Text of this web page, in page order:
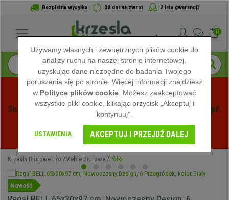
Bezpłatna wysyłka 30 dni na zwrot 2 lata gwarancji
0
Skorzystaj z Letnich Wyprzedaży na Krzeslabiurowepro.pl!
Zobacz oferty -
Krzesła Biurowe Pro Meble Biurowe Półki
Nowość
Używamy własnych i zewnętrznych plików cookie do
analizy ruchu na naszej stronie internetowej,
uzyskując dane niezbędne do badania Twojego
poruszania się po stronie. Więcej informacji znajdziesz
w Polityce plików cookie . Możesz zaakceptować
wszystkie pliki cookie, klikając przycisk „Akceptuj i
kontynuuj”.
USTAWIENIA AKCEPTUJ I PRZEJDŹ DALEJ